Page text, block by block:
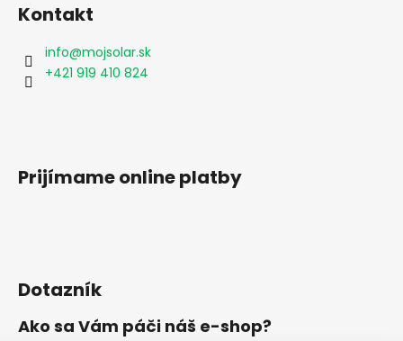
Kontakt
info@mojsolar.sk
+421 919 410 824
Prijímame online platby
Dotazník
Ako sa Vám páči náš e-shop?